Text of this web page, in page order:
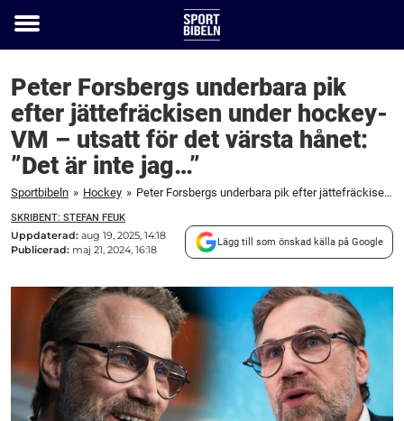
Toggle
Peter Forsbergs underbara pik
efter jättefräckisen under hockey-
VM – utsatt för det värsta hånet:
”Det är inte jag…”
Sportbibeln » Hockey » Peter Forsbergs underbara pik efter jättefräckisen under hockey-VM – utsatt för det värsta hånet: "Det är inte jag..."
SKRIBENT: STEFAN FEUK
Uppdaterad: aug 19, 2025, 14:18
Publicerad: maj 21, 2024, 16:18
Lägg till som önskad källa på Google